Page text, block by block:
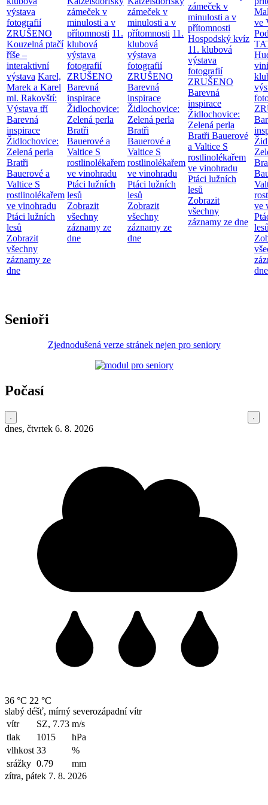
výstava
fotografií
ZRUŠENO
Kouzelná ptačí
říše –
interaktivní
výstava Karel,
Marek a Karel
ml. Rakovští:
Výstava tří
Barevná
inspirace
Židlochovice:
Zelená perla
Bratři
Bauerové a
Valtice S
rostlinolékařem
ve vinohradu
Ptáci lužních
lesů
Zobrazit
všechny
záznamy ze
dne
zámeček v
minulosti a v
přítomnosti 11.
klubová
výstava
fotografií
ZRUŠENO
Barevná
inspirace
Židlochovice:
Zelená perla
Bratři
Bauerové a
Valtice S
rostlinolékařem
ve vinohradu
Ptáci lužních
lesů
Zobrazit
všechny
záznamy ze
dne
zámeček v
minulosti a v
přítomnosti 11.
klubová
výstava
fotografií
ZRUŠENO
Barevná
inspirace
Židlochovice:
Zelená perla
Bratři
Bauerové a
Valtice S
rostlinolékařem
ve vinohradu
Ptáci lužních
lesů
Zobrazit
všechny
záznamy ze
dne
zámeček v
minulosti a v
přítomnosti
Hospodský kvíz
11. klubová
výstava
fotografií
ZRUŠENO
Barevná
inspirace
Židlochovice:
Zelená perla
Bratři Bauerové
a Valtice S
rostlinolékařem
ve vinohradu
Ptáci lužních
lesů
Zobrazit
všechny
záznamy ze dne
ve
ve
dne
Senioři
Zjednodušená verze stránek nejen pro seniory
Počasí
dnes, čtvrtek 6. 8. 2026
36 °C 22 °C
slabý déšť, mírný severozápadní vítr
vítr
SZ, 7.73 m/s
tlak
1015
hPa
vlhkost 33
%
srážky 0.79
mm
zítra, pátek 7. 8. 2026